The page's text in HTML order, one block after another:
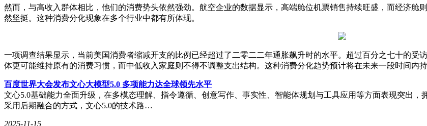
然而，与高收入群体相比，他们的消费势头依然强劲。航空企业的数据显示，高端舱位机票销售持续旺盛，而经济舱
然坚挺。这种消费分化现象在多个行业中都有所体现。
一项调查结果显示，当前美国消费者缩减开支的比例已经超过了二零二二年通胀飙升时的水平。超过百分之七十的
体更可能维持原有的消费习惯，而中低收入家庭则不得不调整支出结构。这种消费分化趋势预计将在未来一段时间内
百度世界大会发布文心大模型5.0 多项能力达全球领先水平
文心5.0基础能力全面升级，在多模态理解、指令遵循、创意写作、事实性、智能体规划与工具应用等方面表现突出
采用后期融合的方式，文心5.0的技术路…
2025-11-15